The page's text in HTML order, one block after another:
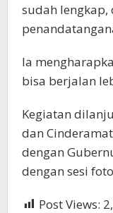
sudah
Ia
bisa berjalan
Kegiatan
dan
dengan
dengan sesi
Post Views: